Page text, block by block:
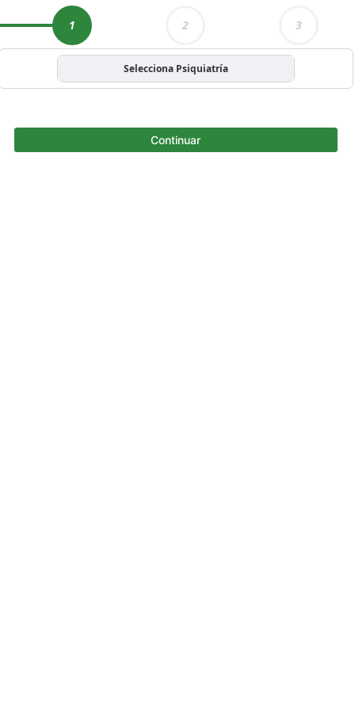
1 2 3
Selecciona Psiquiatría
Continuar